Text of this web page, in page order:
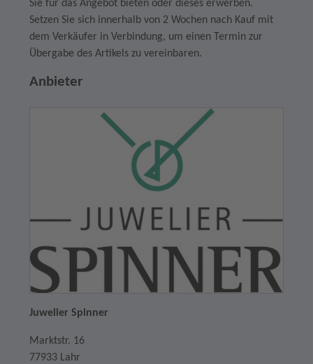
Sie für das Angebot bieten oder dieses erwerben.
Setzen Sie sich innerhalb von 2 Wochen nach Kauf mit
dem Verkäufer in Verbindung, um einen Termin zur
Übergabe des Artikels zu vereinbaren.
Anbieter
Juwelier Spinner
Marktstr. 16
77933 Lahr